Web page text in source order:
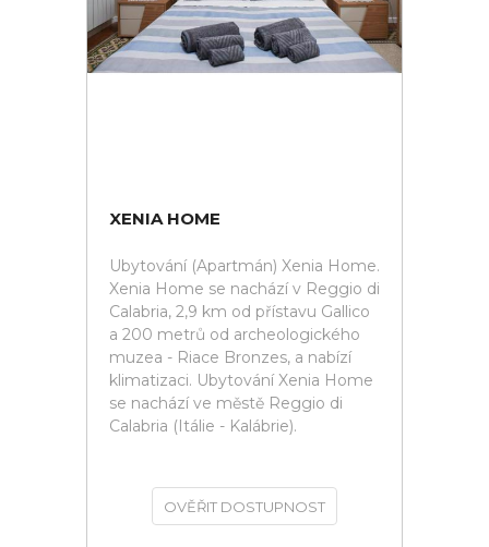
XENIA HOME
Ubytování (Apartmán) Xenia Home.
Xenia Home se nachází v Reggio di
Calabria, 2,9 km od přístavu Gallico
a 200 metrů od archeologického
muzea - Riace Bronzes, a nabízí
klimatizaci. Ubytování Xenia Home
se nachází ve městě Reggio di
Calabria (Itálie - Kalábrie).
OVĚŘIT DOSTUPNOST